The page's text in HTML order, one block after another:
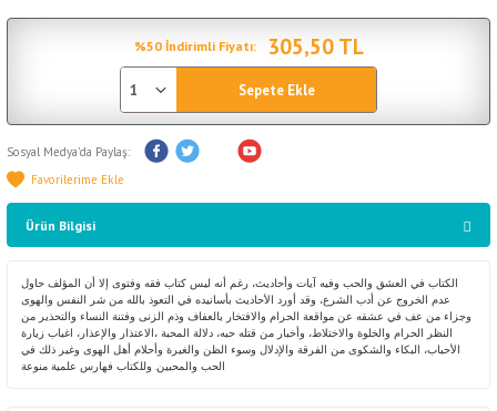
%50 İndirimli Fiyatı: 305,50 TL
Sepete Ekle
Sosyal Medya'da Paylaş:
Ürün Bilgisi
الكتاب في العشق والحب وفيه آيات وأحاديث، رغم أنه ليس كتاب فقه وفتوى إلا أن المؤلف حاول
عدم الخروج عن أدب الشرع، وقد أورد الأحاديث بأسانيده في التعوذ بالله من شر النفس والهوى
وجزاء من عف في عشقه عن مواقعة الحرام والافتخار بالعفاف وذم الزنى وفتنة النساء والتحذير من
النظر الحرام والخلوة والاختلاط، وأخبار من قتله حبه، دلالة المحبة ،الاعتذار والإعذار، اغباب زيارة
الأحباب، البكاء والشكوى من الفرقة والإدلال وسوء الظن والغيرة وأحلام أهل الهوى وغير ذلك في
الحب والمحبين. وللكتاب فهارس علمية منوعة